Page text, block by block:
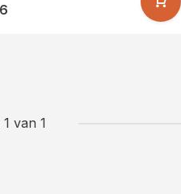
van 1